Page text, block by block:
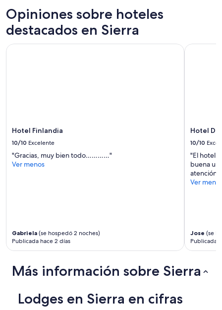
1
noche
para
adultos.
cambios.
Aplican
términos
adicionales.
Opiniones sobre hoteles
destacados en Sierra
Hotel Finlandia
10/10 Excelente
"Gracias, muy bien todo…………"
Ver menos
Gabriela (se hospedó 2 noches)
Publicada hace 2 días
Hotel Finlandia
Hotel
10/10
"El hotel
buena
atención
Ver
Jose (se
Publicada
Hotel
Más información sobre Sierra
Lodges en Sierra en cifras